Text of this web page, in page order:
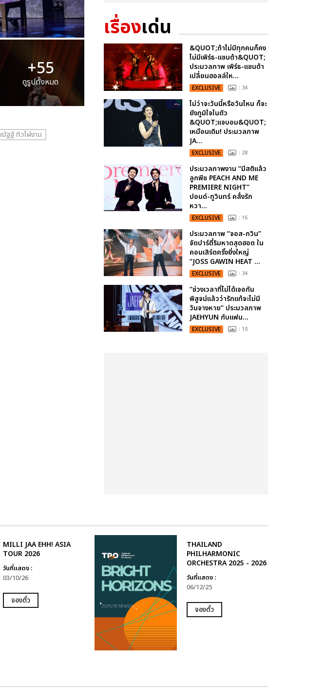
+55
ดูรูปทั้งหมด
ณัฐฐ์ ทิวไผ่งาม
เรื่องเด่น
&QUOT;ถ้าไม่มีทุกคนก็คง
ไม่มีเพิร์ธ-แซนต้า&QUOT;
ประมวลภาพ เพิร์ธ-แซนต้า
เปลี่ยนฮอลล์ให...
EXCLUSIVE : 34
ไม่ว่าจะวันนี้หรือวันไหน ก็จะ
ยังภูมิใจในตัว
&QUOT;แจบอม&QUOT;
เหมือนเดิม! ประมวลภาพ
JA...
EXCLUSIVE : 28
ประมวลภาพงาน “มีสติแล้ว
ลูกพีช PEACH AND ME
PREMIERE NIGHT”
ปอนด์-ภูวินทร์ คลั่งรัก
หวา...
EXCLUSIVE : 16
ประมวลภาพ “จอส-กวิน”
จัดปาร์ตี้ริมหาดสุดฮอต ใน
คอนเสิร์ตครั้งยิ่งใหญ่
“JOSS GAWIN HEAT ...
EXCLUSIVE : 34
“ช่วงเวลาที่ไม่ได้เจอกัน
พิสูจน์แล้วว่ารักแท้จะไม่มี
วันจางหาย” ประมวลภาพ
JAEHYUN กับแฟน...
EXCLUSIVE : 10
MILLI JAA EHH! ASIA
TOUR 2026
วันที่แสดง :
03/10/26
จองตั๋ว
THAILAND
PHILHARMONIC
ORCHESTRA 2025 - 2026
วันที่แสดง :
06/12/25
จองตั๋ว